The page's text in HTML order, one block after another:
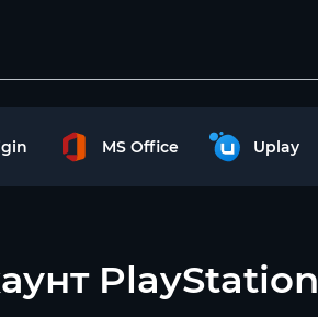
MS Office Uplay
PlayStation